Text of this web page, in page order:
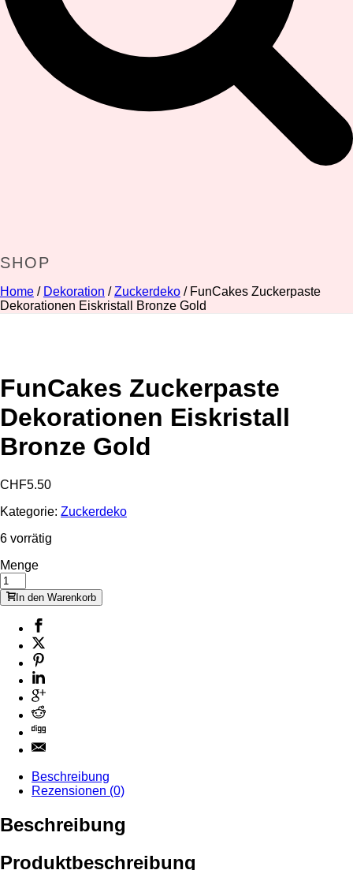
SHOP
Home / Dekoration / Zuckerdeko / FunCakes Zuckerpaste
Dekorationen Eiskristall Bronze Gold
FunCakes Zuckerpaste
Dekorationen Eiskristall
Bronze Gold
CHF5.50
Kategorie: Zuckerdeko
6 vorrätig
Menge
In den Warenkorb
Beschreibung
Rezensionen (0)
Beschreibung
Produktbeschreibung